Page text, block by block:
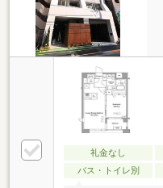
礼金なし
バス・トイレ別